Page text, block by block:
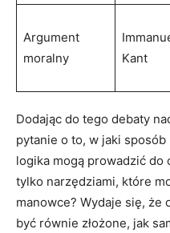
Argument
moralny
Kant
Dodając do tego debaty
‌pytanie o⁢ to, w⁢ jaki ‌sposób
logika mogą prowadzić do
tylko ⁢narzędziami, które
manowce? Wydaje się, że
być równie złożone, jak